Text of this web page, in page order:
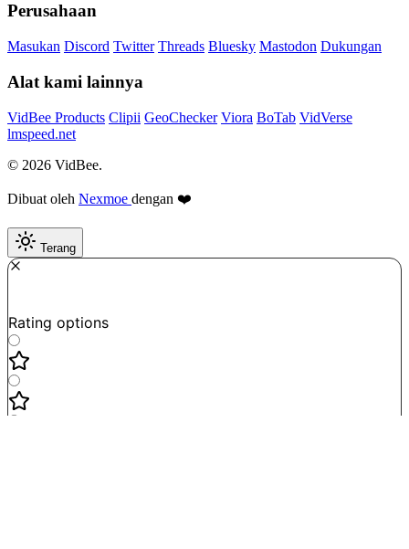
Perusahaan
Masukan Discord Twitter Threads Bluesky Mastodon Dukungan
Alat kami lainnya
VidBee Products Clipii GeoChecker Viora BoTab VidVerse
lmspeed.net
© 2026 VidBee.
Dibuat oleh Nexmoe dengan ❤️
Terang
Rating options